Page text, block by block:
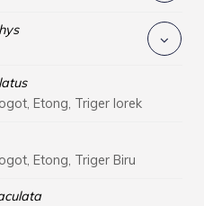
Etong, Triger lorek
Etong, Triger Biru